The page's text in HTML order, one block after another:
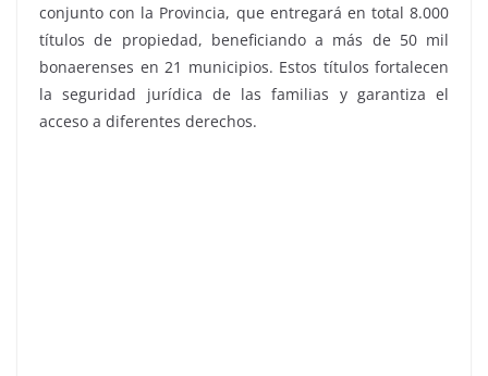
conjunto con la Provincia, que entregará en total 8.000
títulos de propiedad, beneficiando a más de 50 mil
bonaerenses en 21 municipios. Estos títulos fortalecen
la seguridad jurídica de las familias y garantiza el
acceso a diferentes derechos.